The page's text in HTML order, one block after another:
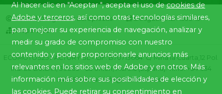
Central Desguaces Europiezas
Desguace ID. 1505-19
Mapa Web
ECOMOTOS25 FACTORY SL - CIF: B70713664. C/ Mina la Cuarta,12 Pol.
Ind. Lo Bolarín, 30360 - La Union, Murcia (España). Tlfno. +34 634
345680 email: info@ecomotos.es
Al hacer clic en "Aceptar ", acepta el uso decookies de
Adobe y terceros, así como otras tecnologías similares,
para mejorar su experiencia de navegación, analizar y
medir su grado de compromiso con nuestro
contenido y poder proporcionarle anuncios más
relevantes en los sitios web de Adobe y en otros. Más
información más sobre sus posibilidades de elección y
las cookies. Puede retirar su consentimiento en